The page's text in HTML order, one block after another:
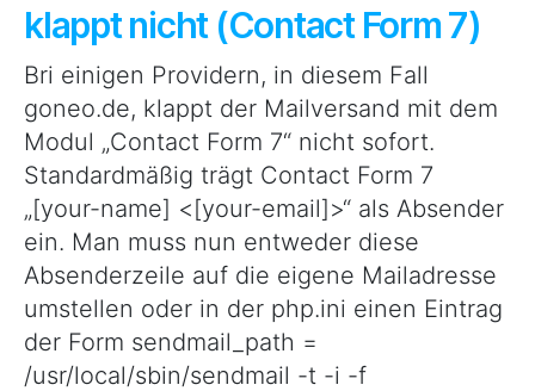
klappt nicht (Contact Form 7)
Bri einigen Providern, in diesem Fall
goneo.de, klappt der Mailversand mit dem
Modul „Contact Form 7“ nicht sofort.
Standardmäßig trägt Contact Form 7
„[your-name] <[your-email]>“ als Absender
ein. Man muss nun entweder diese
Absenderzeile auf die eigene Mailadresse
umstellen oder in der php.ini einen Eintrag
der Form sendmail_path =
/usr/local/sbin/sendmail -t -i -f